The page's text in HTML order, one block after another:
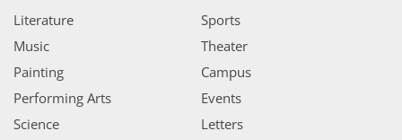
Literature
Music
Painting
Performing Arts
Science
Sports
Theater
Campus
Events
Letters